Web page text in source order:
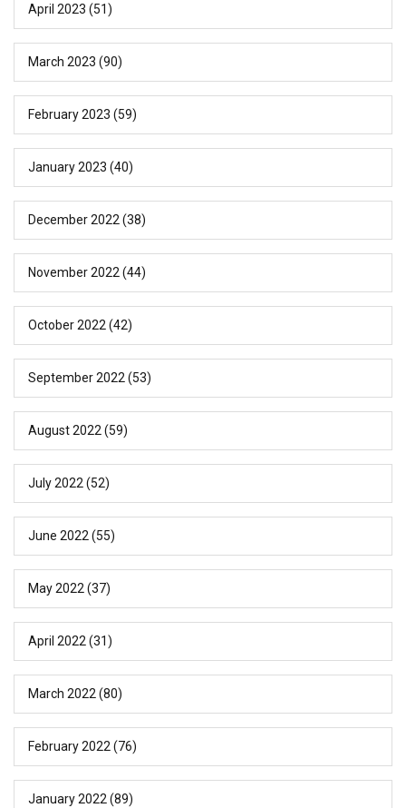
April 2023 (51)
March 2023 (90)
February 2023 (59)
January 2023 (40)
December 2022 (38)
November 2022 (44)
October 2022 (42)
September 2022 (53)
August 2022 (59)
July 2022 (52)
June 2022 (55)
May 2022 (37)
April 2022 (31)
March 2022 (80)
February 2022 (76)
January 2022 (89)